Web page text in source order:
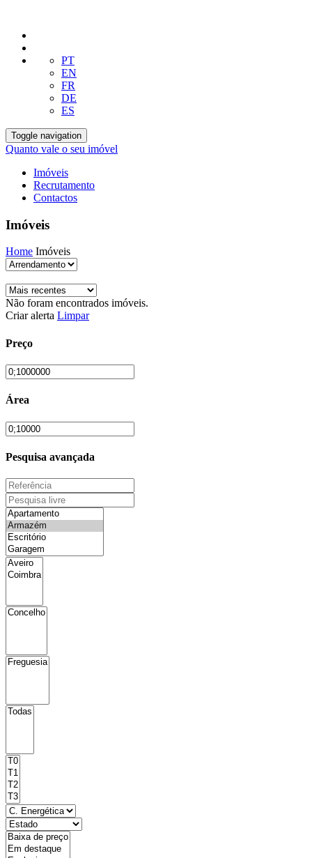
PT
EN
FR
DE
ES
Toggle navigation
Quanto vale o seu imóvel
Imóveis
Recrutamento
Contactos
Imóveis
Home Imóveis
Não foram encontrados imóveis.
Criar alerta Limpar
Preço
Área
Pesquisa avançada